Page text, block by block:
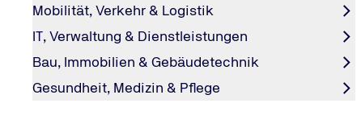
Mobilität, Verkehr & Logistik
IT, Verwaltung & Dienstleistungen
Bau, Immobilien & Gebäudetechnik
Gesundheit, Medizin & Pflege
Methoden der Risikobewertung in
Unternehmen: Überblick
Wie können Unternehmen Risiken identifizieren und
erhalten Sie einen Überblick über die wichtigsten